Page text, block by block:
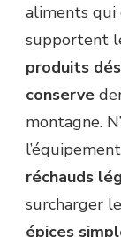
aliments
supportent
produits
conserve
montagne.
réchauds
surcharger
épices